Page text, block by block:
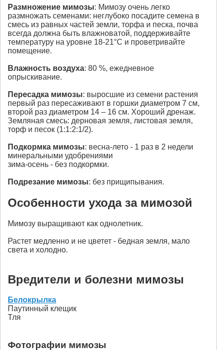
Размножение мимозы: Мимозу очень легко
размножать семенами: неглубоко посадите семена в
смесь из равных частей земли, торфа и песка, почва
всегда должна быть влажноватой, поддерживайте
температуру на уровне 18-21°С и проветривайте
помещение.
Влажность воздуха: 80 %, ежедневное
опрыскивание.
Пересадка мимозы: выросшие из семени растения
первый раз пересаживают в горшки диаметром 7 см,
второй раз диаметром 14 – 16 см. Хороший дренаж.
Земляная смесь: дерновая земля, листовая земля,
торф и песок (1:1:2:1/2).
Подкормка мимозы: весна-лето - 1 раз в 2 недели
минеральными удобрениями
зима-осень - без подкормки.
Подрезание мимозы: без прищипывания.
Особенности ухода за мимозой
Мимозу выращивают как однолетник.
Растет медленно и не цветет - бедная земля, мало
света и холодно.
Вредители и болезни мимозы
Белокрылка
Паутинный клещик
Тля
Фотографии мимозы